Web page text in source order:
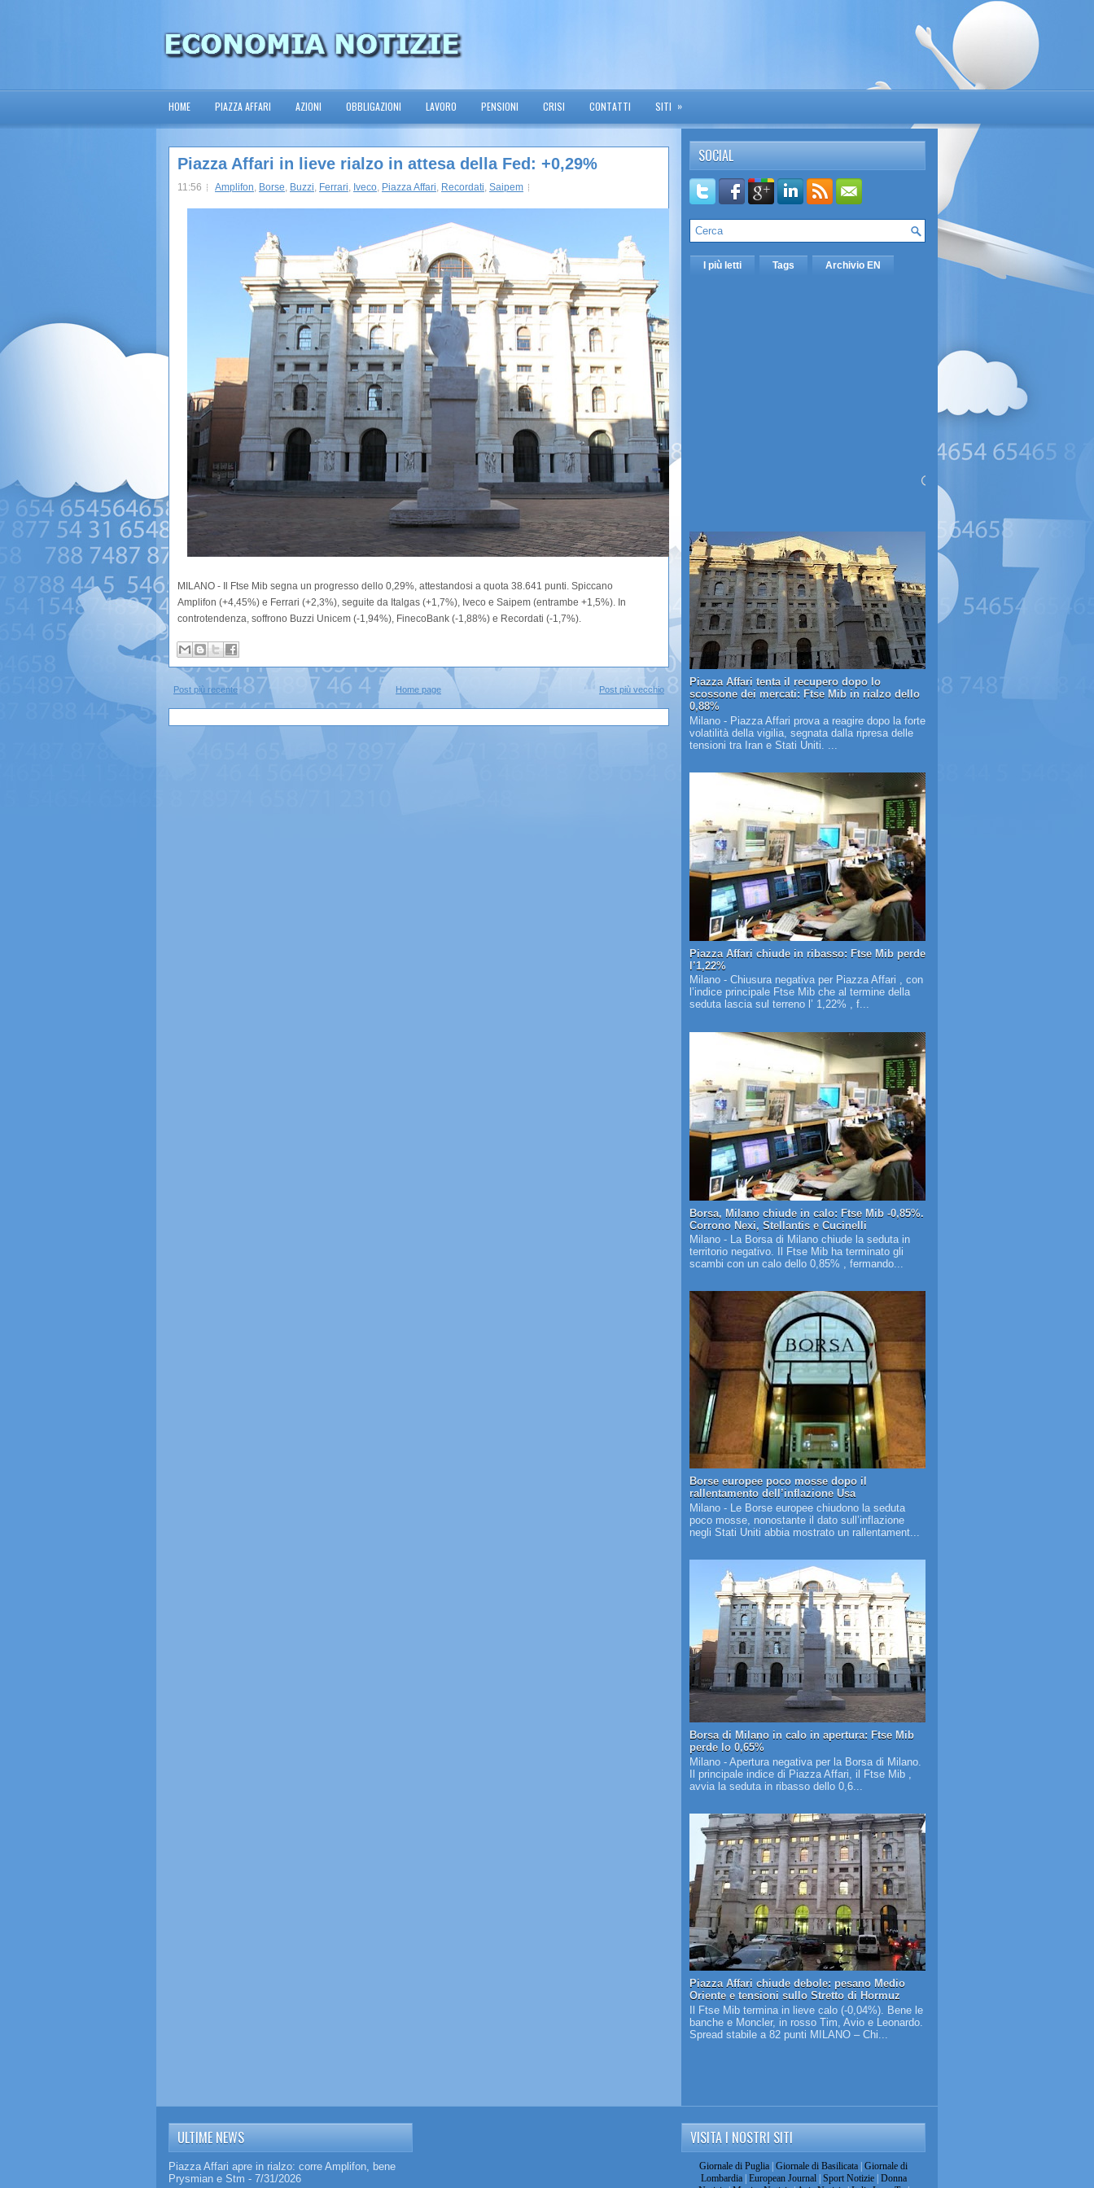
HOME PIAZZA AFFARI AZIONI OBBLIGAZIONI LAVORO PENSIONI CRISI CONTATTI SITI »
Piazza Affari in lieve rialzo in attesa della Fed: +0,29%
11:56 Amplifon, Borse, Buzzi, Ferrari, Iveco, Piazza Affari, Recordati, Saipem
MILANO - Il Ftse Mib segna un progresso dello 0,29%, attestandosi a quota 38.641 punti. Spiccano
Amplifon (+4,45%) e Ferrari (+2,3%), seguite da Italgas (+1,7%), Iveco e Saipem (entrambe +1,5%). In
controtendenza, soffrono Buzzi Unicem (-1,94%), FinecoBank (-1,88%) e Recordati (-1,7%).
Post più recente Post più vecchio
Home page
SOCIAL
I più letti Tags Archivio EN
Piazza Affari tenta il recupero dopo lo
scossone dei mercati: Ftse Mib in rialzo dello
0,88%
Milano - Piazza Affari prova a reagire dopo la forte
volatilità della vigilia, segnata dalla ripresa delle
tensioni tra Iran e Stati Uniti. ...
Piazza Affari chiude in ribasso: Ftse Mib perde
l’1,22%
Milano - Chiusura negativa per Piazza Affari , con
l’indice principale Ftse Mib che al termine della
seduta lascia sul terreno l’ 1,22% , f...
Borsa, Milano chiude in calo: Ftse Mib -0,85%.
Corrono Nexi, Stellantis e Cucinelli
Milano - La Borsa di Milano chiude la seduta in
territorio negativo. Il Ftse Mib ha terminato gli
scambi con un calo dello 0,85% , fermando...
Borse europee poco mosse dopo il
rallentamento dell’inflazione Usa
Milano - Le Borse europee chiudono la seduta
poco mosse, nonostante il dato sull’inflazione
negli Stati Uniti abbia mostrato un rallentament...
Borsa di Milano in calo in apertura: Ftse Mib
perde lo 0,65%
Milano - Apertura negativa per la Borsa di Milano.
Il principale indice di Piazza Affari, il Ftse Mib ,
avvia la seduta in ribasso dello 0,6...
Piazza Affari chiude debole: pesano Medio
Oriente e tensioni sullo Stretto di Hormuz
Il Ftse Mib termina in lieve calo (-0,04%). Bene le
banche e Moncler, in rosso Tim, Avio e Leonardo.
Spread stabile a 82 punti MILANO – Chi...
ULTIME NEWS
Piazza Affari apre in rialzo: corre Amplifon, bene
Prysmian e Stm - 7/31/2026
VISITA I NOSTRI SITI
Giornale di Puglia | Giornale di Basilicata | Giornale di
Lombardia| European Journal| Sport Notizie| Donna